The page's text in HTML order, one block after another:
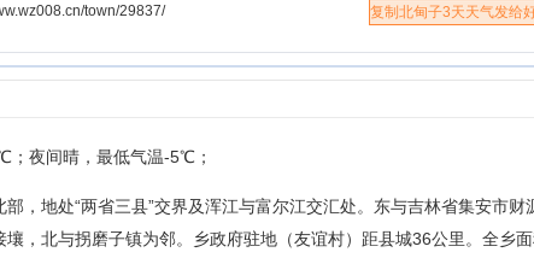
town/29837/ 复制北甸子3天天气发给
；夜间晴，最低气温-5℃；
，地处“两省三县”交界及浑江与富尔江交汇处。东与吉林省集安市财
，北与拐磨子镇为邻。乡政府驻地（友谊村）距县城36公里。全乡